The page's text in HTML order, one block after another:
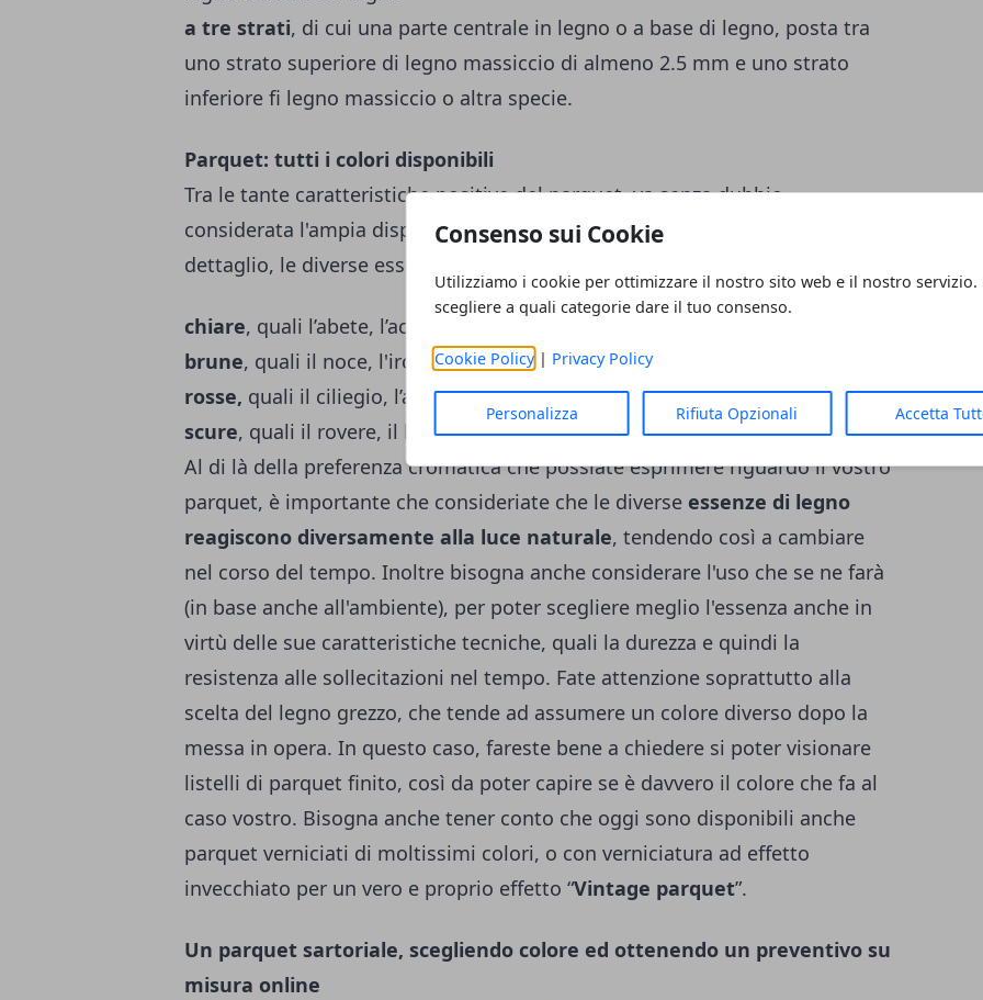
Consenso sui Cookie
Utilizziamo i cookie per ottimizzare il nostro sito web e il nostro servizio.
scegliere a quali categorie dare il tuo consenso.
Cookie Policy| Privacy Policy
Personalizza Rifiuta Opzionali Accetta
a tre strati, di cui una parte centrale in legno o a base di legno, posta tra
uno strato superiore di legno massiccio di almeno 2.5 mm e uno strato
inferiore fi legno massiccio o altra specie.
Parquet: tutti i colori disponibili
Tra le tante caratteristiche positive del parquet, va senza dubbio
considerata l'ampia disponibilità dicoloriofferta in commercio. Più nel
dettaglio, le diverse essenze del legno si distinguono in:
chiare, quali l’abete, l’acero, il rovere e il faggio
brune, quali il noce, l'iroko e l’ascia
rosse, quali il ciliegio, l’acero rosa e il doussié
scure, quali il rovere, il larice e lo jatoba.
Al di là della preferenza cromatica che possiate esprimere riguardo il vostro
parquet, è importante che consideriate che le diverse essenze di legno
reagiscono diversamente alla luce naturale, tendendo così a cambiare
nel corso del tempo. Inoltre bisogna anche considerare l'uso che se ne farà
(in base anche all'ambiente), per poter scegliere meglio l'essenza anche in
virtù delle sue caratteristiche tecniche, quali la durezza e quindi la
resistenza alle sollecitazioni nel tempo. Fate attenzione soprattutto alla
scelta del legno grezzo, che tende ad assumere un colore diverso dopo la
messa in opera. In questo caso, fareste bene a chiedere si poter visionare
listelli di parquet finito, così da poter capire se è davvero il colore che fa al
caso vostro. Bisogna anche tener conto che oggi sono disponibili anche
parquet verniciati di moltissimi colori, o con verniciatura ad effetto
invecchiato per un vero e proprio effetto “Vintage parquet”.
Un parquet sartoriale, scegliendo colore ed ottenendo un preventivo su
misura online